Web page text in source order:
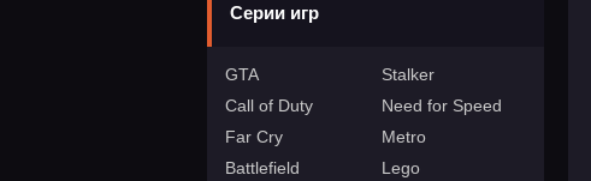
Серии игр
GTA
Stalker
Call of Duty
Need for Speed
Far Cry
Metro
Battlefield
Lego